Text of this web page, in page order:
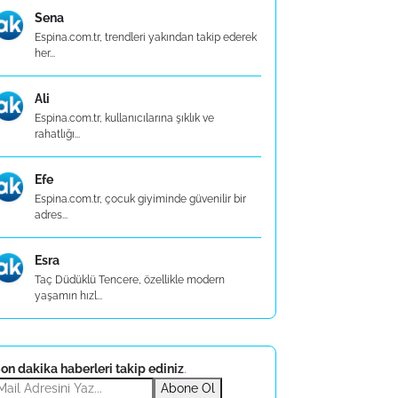
Sena
Espina.com.tr, trendleri yakından takip ederek
her...
Ali
Espina.com.tr, kullanıcılarına şıklık ve
rahatlığı...
Efe
Espina.com.tr, çocuk giyiminde güvenilir bir
adres...
Esra
Taç Düdüklü Tencere, özellikle modern
yaşamın hızl...
dakika haberleri takip ediniz.
Abone Ol